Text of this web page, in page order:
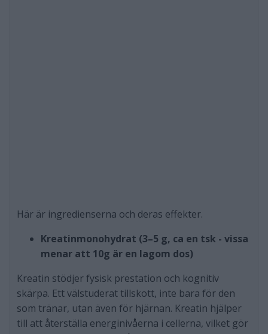
Här är ingredienserna och deras effekter.
Kreatinmonohydrat (3–5 g, ca en tsk - vissa
menar att 10g är en lagom dos)
Kreatin stödjer fysisk prestation och kognitiv
skärpa. Ett välstuderat tillskott, inte bara för den
som tränar, utan även för hjärnan. Kreatin hjälper
till att återställa energinivåerna i cellerna, vilket gör